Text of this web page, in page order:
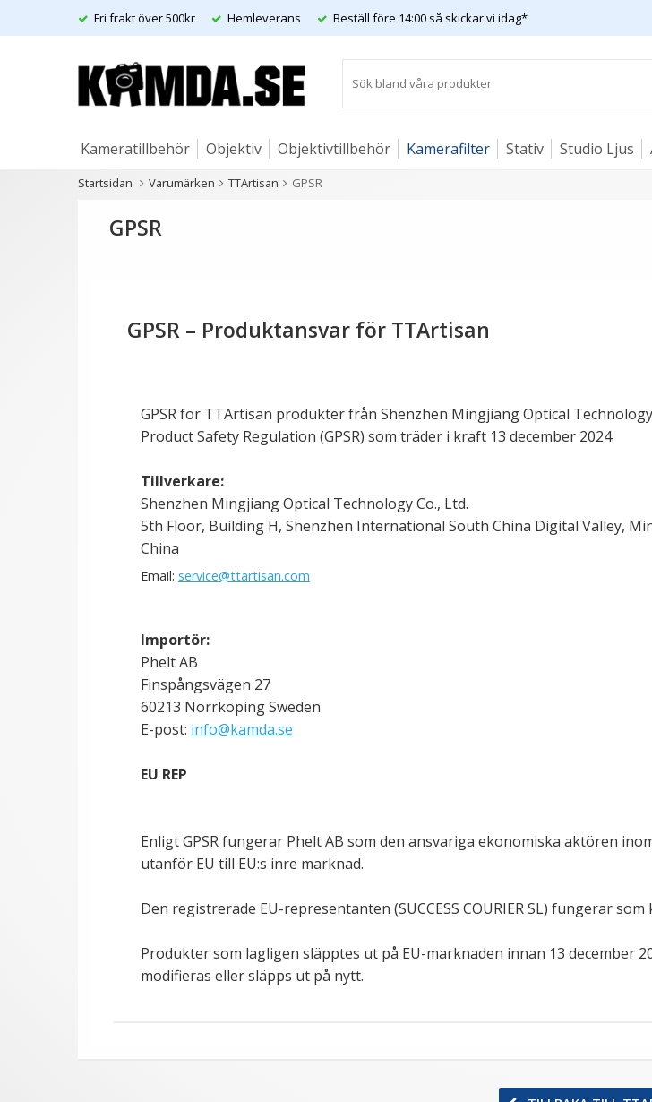
Fri frakt över 500kr Hemleverans Beställ före 14:00 så skickar vi idag*
Kameratillbehör Objektiv Objektivtillbehör Kamerafilter Stativ Studio Ljus
Artiklar
Startsidan Varumärken TTArtisan GPSR
GPSR
GPSR – Produktansvar för TTArtisan
GPSR för TTArtisan produkter från Shenzhen Mingjiang Optical
Product Safety Regulation (GPSR) som träder i kraft 13 december 2024.
Tillverkare:
Shenzhen Mingjiang Optical Technology Co., Ltd.
5th Floor, Building H, Shenzhen International South China Digital Valley,
China
Email: service@ttartisan.com
Importör:
Phelt AB
Finspångsvägen 27
60213 Norrköping Sweden
E-post: info@kamda.se
EU REP
Enligt GPSR fungerar Phelt AB som den ansvariga ekonomiska aktören
utanför EU till EU:s inre marknad.
Den registrerade EU-representanten (SUCCESS COURIER SL) fungerar
Produkter som lagligen släpptes ut på EU-marknaden innan 13 december
modifieras eller släpps ut på nytt.